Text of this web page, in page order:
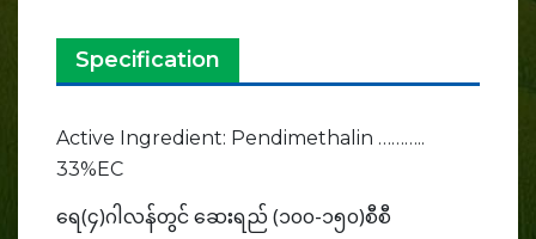
Specification
Active Ingredient: Pendimethalin ………..
33%EC
ရေ(၄)ဂါလန်တွင် ဆေးရည် (၁၀၀-၁၅၀)စီစီ